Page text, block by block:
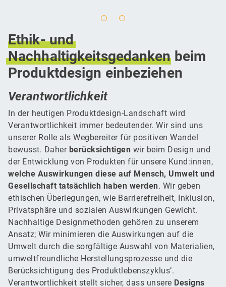
Ethik- und
Nachhaltigkeitsgedankenbeim
Produktdesign einbeziehen
Verantwortlichkeit
In der heutigen Produktdesign-Landschaft wird
Verantwortlichkeit immer bedeutender. Wir sind uns
unserer Rolle als Wegbereiter für positiven Wandel
bewusst. Daher berücksichtigen wir beim Design und
der Entwicklung von Produkten für unsere Kund:innen,
welche Auswirkungen diese auf Mensch, Umwelt und
Gesellschaft tatsächlich haben werden. Wir geben
ethischen Überlegungen, wie Barrierefreiheit, Inklusion,
Privatsphäre und sozialen Auswirkungen Gewicht.
Nachhaltige Designmethoden gehören zu unserem
Ansatz; Wir minimieren die Auswirkungen auf die
Umwelt durch die sorgfältige Auswahl von Materialien,
umweltfreundliche Herstellungsprozesse und die
Berücksichtigung des Produktlebenszyklus’.
Verantwortlichkeit stellt sicher, dass unsere Designs